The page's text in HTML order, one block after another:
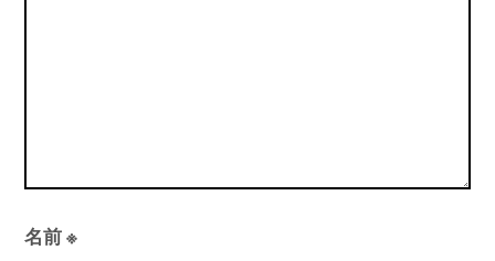
名前※